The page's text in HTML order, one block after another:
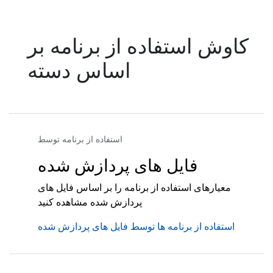
کاوش استفاده از برنامه بر
اساس دسته
استفاده از برنامه توسط
فایل های پردازش شده
معیارهای استفاده از برنامه را بر اساس فایل های
پردازش شده مشاهده کنید
استفاده از برنامه ها توسط فایل های پردازش شده